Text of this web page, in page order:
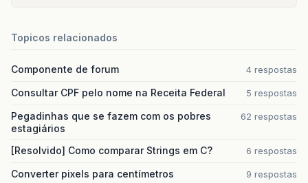
Topicos relacionados
Componente de forum 4 respostas
Consultar CPF pelo nome na Receita Federal 5 respostas
Pegadinhas que se fazem com os pobres
estagiários
62 respostas
[Resolvido] Como comparar Strings em C? 6 respostas
Converter pixels para centímetros 9 respostas